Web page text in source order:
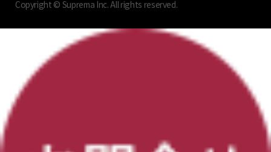
Copyright © Suprema Inc. All rights reserved.